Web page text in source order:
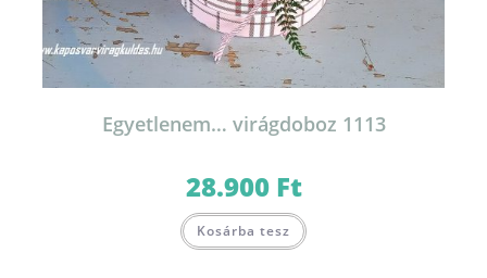
Egyetlenem… virágdoboz 1113
28.900 Ft
Kosárba tesz